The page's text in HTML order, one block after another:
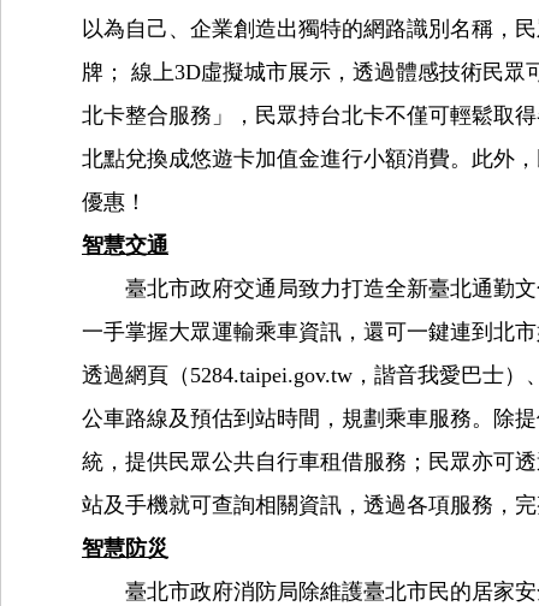
以為自己、企業創造出獨特的網路識別名稱，
牌； 線上3D虛擬城市展示，透過體感技術民
北卡整合服務」，民眾持台北卡不僅可輕鬆取
北點兌換成悠遊卡加值金進行小額消費。此外
優惠！
智慧交通
臺北市政府交通局致力打造全新臺北通勤文
一手掌握大眾運輸乘車資訊，還可一鍵連到北
透過網頁（5284.taipei.gov.tw，諧音我愛巴士
公車路線及預估到站時間，規劃乘車服務。除
統，提供民眾公共自行車租借服務；民眾亦可
站及手機就可查詢相關資訊，透過各項服務，
智慧防災
臺北市政府消防局除維護臺北市民的居家安